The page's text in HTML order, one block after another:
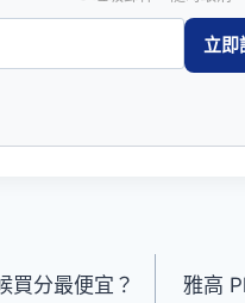
買分最便宜？
雅高